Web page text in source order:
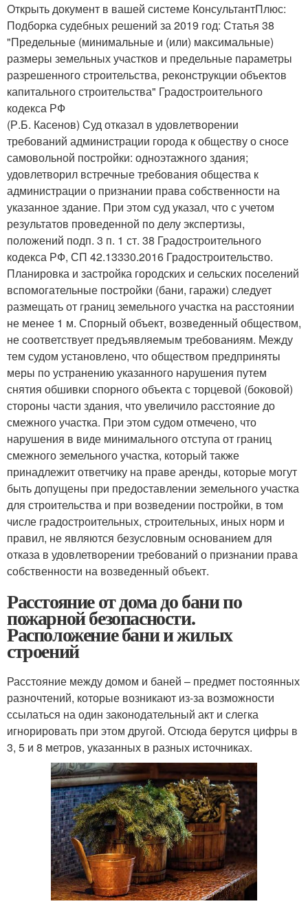
Открыть документ в вашей системе КонсультантПлюс:
Подборка судебных решений за 2019 год: Статья 38
"Предельные (минимальные и (или) максимальные)
размеры земельных участков и предельные параметры
разрешенного строительства, реконструкции объектов
капитального строительства" Градостроительного
кодекса РФ
(Р.Б. Касенов) Суд отказал в удовлетворении
требований администрации города к обществу о сносе
самовольной постройки: одноэтажного здания;
удовлетворил встречные требования общества к
администрации о признании права собственности на
указанное здание. При этом суд указал, что с учетом
результатов проведенной по делу экспертизы,
положений подп. 3 п. 1 ст. 38 Градостроительного
кодекса РФ, СП 42.13330.2016 Градостроительство.
Планировка и застройка городских и сельских поселений
вспомогательные постройки (бани, гаражи) следует
размещать от границ земельного участка на расстоянии
не менее 1 м. Спорный объект, возведенный обществом,
не соответствует предъявляемым требованиям. Между
тем судом установлено, что обществом предприняты
меры по устранению указанного нарушения путем
снятия обшивки спорного объекта с торцевой (боковой)
стороны части здания, что увеличило расстояние до
смежного участка. При этом судом отмечено, что
нарушения в виде минимального отступа от границ
смежного земельного участка, который также
принадлежит ответчику на праве аренды, которые могут
быть допущены при предоставлении земельного участка
для строительства и при возведении постройки, в том
числе градостроительных, строительных, иных норм и
правил, не являются безусловным основанием для
отказа в удовлетворении требований о признании права
собственности на возведенный объект.
Расстояние от дома до бани по
пожарной безопасности.
Расположение бани и жилых
строений
Расстояние между домом и баней – предмет постоянных
разночтений, которые возникают из-за возможности
ссылаться на один законодательный акт и слегка
игнорировать при этом другой. Отсюда берутся цифры в
3, 5 и 8 метров, указанных в разных источниках.